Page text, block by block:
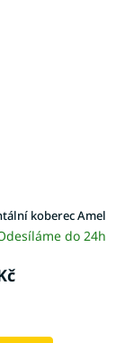
koberec Amel
do 24h